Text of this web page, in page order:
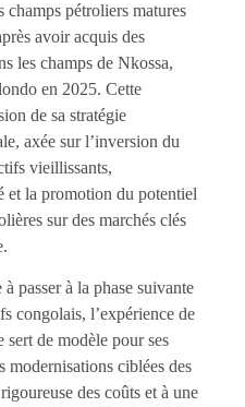
pétroliers matures
avoir acquis des
les champs de Nkossa,
en 2025. Cette
de sa stratégie
axée sur l’inversion du
vieillissants,
et la promotion du potentiel
sur des marchés clés
passer à la phase suivante
congolais, l’expérience de
de modèle pour ses
modernisations ciblées des
des coûts et à une